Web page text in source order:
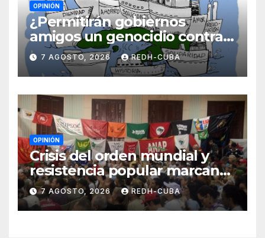
OPINIÓN
¿Permitirán gobiernos
amigos un genocidio contra
Cuba? Por Hedelberto López
Blanch
7 AGOSTO, 2026 REDH-CUBA
OPINIÓN
Crisis del orden mundial y
resistencia popular marcan
el inicio de la IV Asamblea
Continental de ALBA
Movimientos en Cuba
7 AGOSTO, 2026 REDH-CUBA